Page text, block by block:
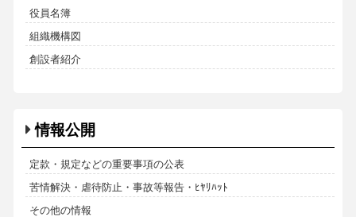
役員名簿
組織機構図
創設者紹介
情報公開
定款・規定などの重要事項の公表
苦情解決・虐待防止・事故等報告・ﾋﾔﾘﾊｯﾄ
その他の情報